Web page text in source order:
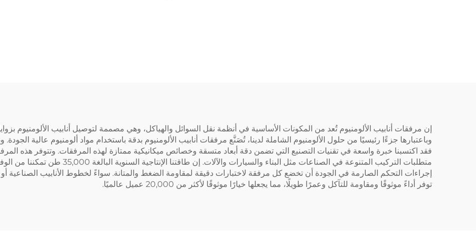
إن مرفقات أنابيب الألومنيوم تُعد من المكونات الأساسية في أنظمة نقل السوائل والهياكل، وهي مصممة لتوصيل أنابيب
متطلبات التركيب المتنوعة في الصناعات مثل
إجراءات التحكم الصارمة في الجودة أن تخضع كل مرفقة لاختبارات دقيقة لمقاومة الضغط والمتانة. سواءً لخطوط الأنابيب الصناعية أو
توفر أداءً موثوقًا ومقاومة للتآكل وعمرًا طويلًا، مما يجعلها خيارًا موثوقًا لأكثر من 20,000 عميل عالميًا.